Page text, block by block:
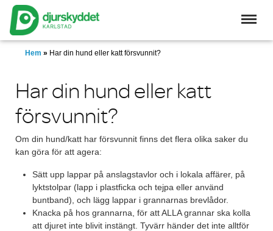
Skip
main
contentHem » Har din hund eller katt försvunnit?
Har din hund eller katt
försvunnit?
Om din hund/katt har försvunnit finns det flera olika saker du
kan göra för att agera:
Sätt upp lappar på anslagstavlor och i lokala affärer, på
lyktstolpar (lapp i plastficka och tejpa eller använd
buntband), och lägg lappar i grannarnas brevlådor.
Knacka på hos grannarna, för att ALLA grannar ska kolla
att djuret inte blivit instängt. Tyvärr händer det inte alltför